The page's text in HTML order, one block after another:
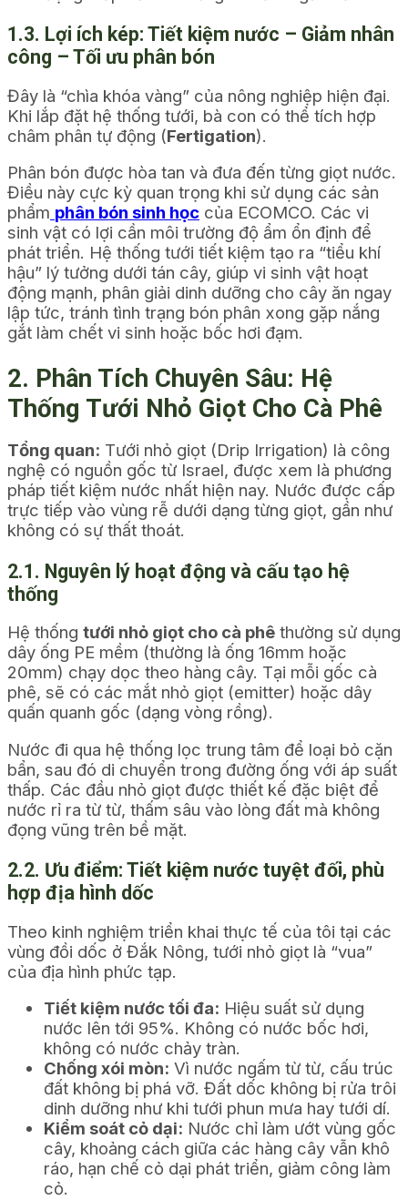
1.3. Lợi ích kép: Tiết kiệm nước – Giảm nhân
công – Tối ưu phân bón
Đây là “chìa khóa vàng” của nông nghiệp hiện đại.
Khi lắp đặt hệ thống tưới, bà con có thể tích hợp
châm phân tự động (Fertigation).
Phân bón được hòa tan và đưa đến từng giọt nước.
Điều này cực kỳ quan trọng khi sử dụng các sản
phẩm phân bón sinh học của ECOMCO. Các vi
sinh vật có lợi cần môi trường độ ẩm ổn định để
phát triển. Hệ thống tưới tiết kiệm tạo ra “tiểu khí
hậu” lý tưởng dưới tán cây, giúp vi sinh vật hoạt
động mạnh, phân giải dinh dưỡng cho cây ăn ngay
lập tức, tránh tình trạng bón phân xong gặp nắng
gắt làm chết vi sinh hoặc bốc hơi đạm.
2. Phân Tích Chuyên Sâu: Hệ
Thống Tưới Nhỏ Giọt Cho Cà Phê
Tổng quan: Tưới nhỏ giọt (Drip Irrigation) là công
nghệ có nguồn gốc từ Israel, được xem là phương
pháp tiết kiệm nước nhất hiện nay. Nước được cấp
trực tiếp vào vùng rễ dưới dạng từng giọt, gần như
không có sự thất thoát.
2.1. Nguyên lý hoạt động và cấu tạo hệ
thống
Hệ thống tưới nhỏ giọt cho cà phê thường sử dụng
dây ống PE mềm (thường là ống 16mm hoặc
20mm) chạy dọc theo hàng cây. Tại mỗi gốc cà
phê, sẽ có các mắt nhỏ giọt (emitter) hoặc dây
quấn quanh gốc (dạng vòng rồng).
Nước đi qua hệ thống lọc trung tâm để loại bỏ cặn
bẩn, sau đó di chuyển trong đường ống với áp suất
thấp. Các đầu nhỏ giọt được thiết kế đặc biệt để
nước rỉ ra từ từ, thấm sâu vào lòng đất mà không
đọng vũng trên bề mặt.
2.2. Ưu điểm: Tiết kiệm nước tuyệt đối, phù
hợp địa hình dốc
Theo kinh nghiệm triển khai thực tế của tôi tại các
vùng đồi dốc ở Đắk Nông, tưới nhỏ giọt là “vua”
của địa hình phức tạp.
Tiết kiệm nước tối đa: Hiệu suất sử dụng
nước lên tới 95%. Không có nước bốc hơi,
không có nước chảy tràn.
Chống xói mòn: Vì nước ngấm từ từ, cấu trúc
đất không bị phá vỡ. Đất dốc không bị rửa trôi
dinh dưỡng như khi tưới phun mưa hay tưới dí.
Kiểm soát cỏ dại: Nước chỉ làm ướt vùng gốc
cây, khoảng cách giữa các hàng cây vẫn khô
ráo, hạn chế cỏ dại phát triển, giảm công làm
cỏ.